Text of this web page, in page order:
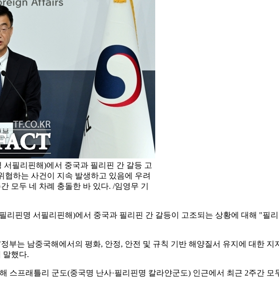
필리핀해)에서 중국과 필리핀 간 갈등 고
하는 사건이 지속 발생하고 있음에 우려
모두 네 차례 충돌한 바 있다. /임영무 기
리핀명 서필리핀해)에서 중국과 필리핀 간 갈등이 고조되는 상황에 대해 "필
부는 남중국해에서의 평화, 안정, 안전 및 규칙 기반 해양질서 유지에 대한
말했다.
스프래틀리 군도(중국명 난사·필리핀명 칼라얀군도) 인근에서 최근 2주간 모